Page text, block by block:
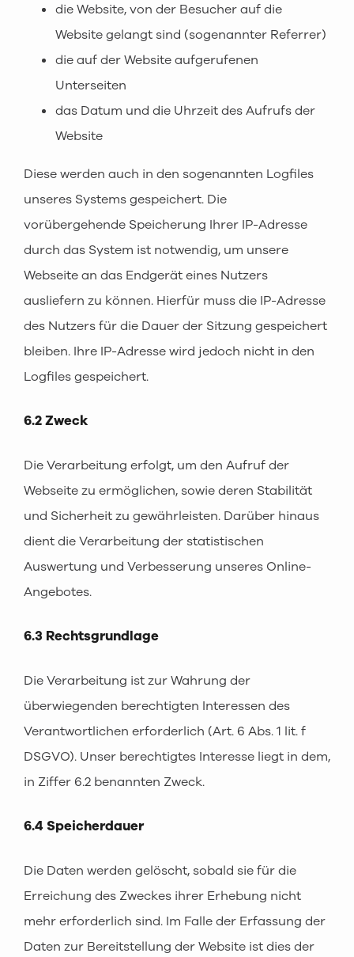
die Website, von der Besucher auf die
Website gelangt sind (sogenannter Referrer)
die auf der Website aufgerufenen
Unterseiten
das Datum und die Uhrzeit des Aufrufs der
Website
Diese werden auch in den sogenannten Logfiles
unseres Systems gespeichert. Die
vorübergehende Speicherung Ihrer IP-Adresse
durch das System ist notwendig, um unsere
Webseite an das Endgerät eines Nutzers
ausliefern zu können. Hierfür muss die IP-Adresse
des Nutzers für die Dauer der Sitzung gespeichert
bleiben. Ihre IP-Adresse wird jedoch nicht in den
Logfiles gespeichert.
6.2 Zweck
Die Verarbeitung erfolgt, um den Aufruf der
Webseite zu ermöglichen, sowie deren Stabilität
und Sicherheit zu gewährleisten. Darüber hinaus
dient die Verarbeitung der statistischen
Auswertung und Verbesserung unseres Online-
Angebotes.
6.3 Rechtsgrundlage
Die Verarbeitung ist zur Wahrung der
überwiegenden berechtigten Interessen des
Verantwortlichen erforderlich (Art. 6 Abs. 1 lit. f
DSGVO). Unser berechtigtes Interesse liegt in dem,
in Ziffer 6.2 benannten Zweck.
6.4 Speicherdauer
Die Daten werden gelöscht, sobald sie für die
Erreichung des Zweckes ihrer Erhebung nicht
mehr erforderlich sind. Im Falle der Erfassung der
Daten zur Bereitstellung der Website ist dies der